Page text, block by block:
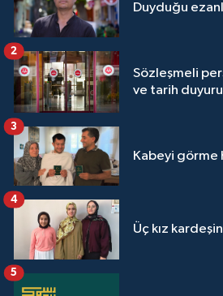
Duyduğu
Sözleşmeli
ve tarih
2
Kabeyi görme
3
Üç kız
4
5
Zonguldak Müftülüğü